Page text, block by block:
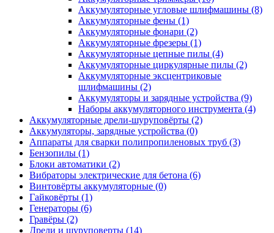
Аккумуляторные угловые шлифмашины (8)
Аккумуляторные фены (1)
Аккумуляторные фонари (2)
Аккумуляторные фрезеры (1)
Аккумуляторные цепные пилы (4)
Аккумуляторные циркулярные пилы (2)
Аккумуляторные эксцентриковые
шлифмашины (2)
Аккумуляторы и зарядные устройства (9)
Наборы аккумуляторного инструмента (4)
Аккумуляторные дрели-шуруповёрты (2)
Аккумуляторы, зарядные устройства (0)
Аппараты для сварки полипропиленовых труб (3)
Бензопилы (1)
Блоки автоматики (2)
Вибраторы электрические для бетона (6)
Винтовёрты аккумуляторные (0)
Гайковёрты (1)
Генераторы (6)
Гравёры (2)
Дрели и шуруповерты (14)